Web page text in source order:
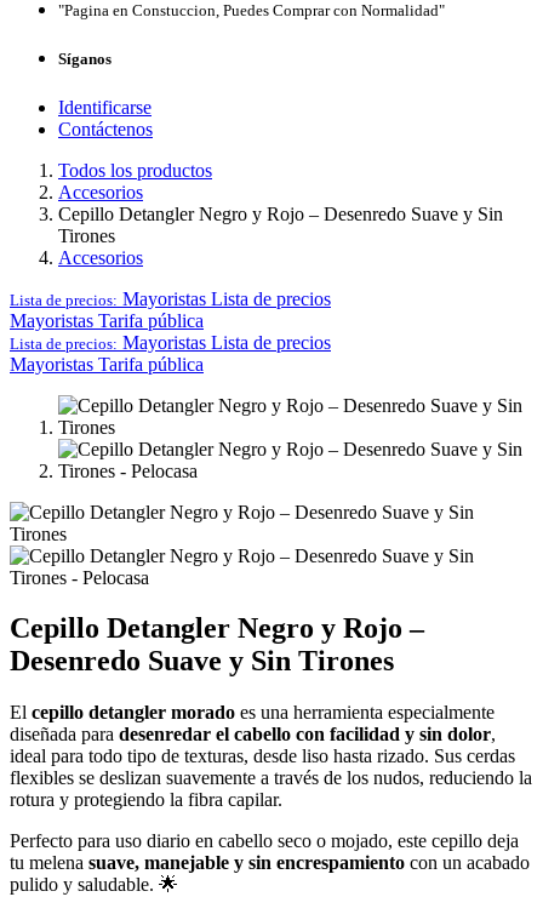
"Pagina en Constuccion, Puedes Comprar con Normalidad"
Síganos
Identificarse
Contáctenos
Todos los productos
Accesorios
Cepillo Detangler Negro y Rojo – Desenredo Suave y Sin
Tirones
Accesorios
Lista de precios: Mayoristas Lista de precios
Mayoristas Tarifa pública
Lista de precios: Mayoristas Lista de precios
Mayoristas Tarifa pública
Cepillo Detangler Negro y Rojo –
Desenredo Suave y Sin Tirones
El cepillo detangler morado es una herramienta especialmente
diseñada para desenredar el cabello con facilidad y sin dolor,
ideal para todo tipo de texturas, desde liso hasta rizado. Sus cerdas
flexibles se deslizan suavemente a través de los nudos, reduciendo la
rotura y protegiendo la fibra capilar.
Perfecto para uso diario en cabello seco o mojado, este cepillo deja
tu melena suave, manejable y sin encrespamiento con un acabado
pulido y saludable. 🌟